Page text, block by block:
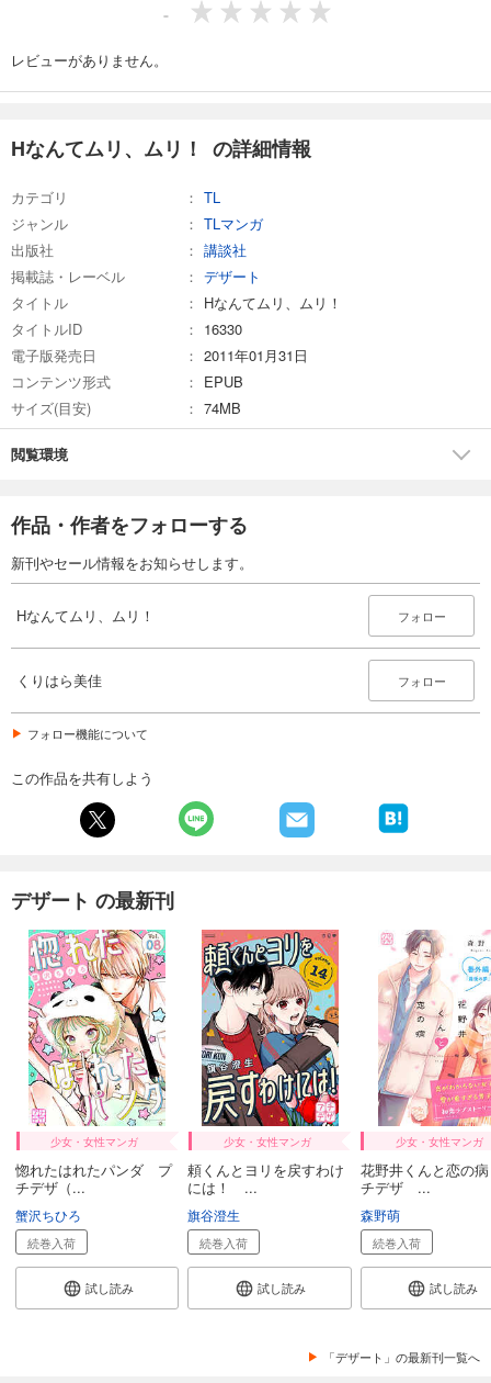
-
レビューがありません。
Hなんてムリ、ムリ！ の詳細情報
カテゴリ
TL
ジャンル
TLマンガ
出版社
講談社
掲載誌・レーベル
デザート
タイトル
Hなんてムリ、ムリ！
タイトルID
16330
電子版発売日
2011年01月31日
コンテンツ形式
EPUB
サイズ(目安)
74MB
閲覧環境
作品・作者をフォローする
新刊やセール情報をお知らせします。
Hなんてムリ、ムリ！ フォロー
くりはら美佳 フォロー
フォロー機能について
この作品を共有しよう
デザート の最新刊
少女・女性マンガ
惚れたはれたパンダ プ
チデザ（...
蟹沢ちひろ
続巻入荷
試し読み
少女・女性マンガ
頼くんとヨリを戻すわけ
には！ ...
旗谷澄生
続巻入荷
試し読み
少女・女性マンガ
花野井くんと恋の
チデザ ...
森野萌
続巻入荷
試し読み
「デザート」の最新刊一覧へ